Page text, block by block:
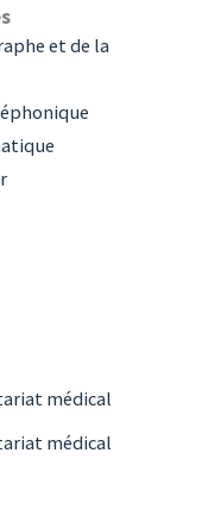
et de la
médical
médical